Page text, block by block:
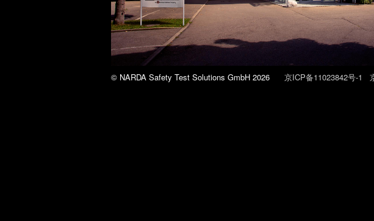
© NARDA Safety Test Solutions GmbH 2026 京ICP备11023842号-1